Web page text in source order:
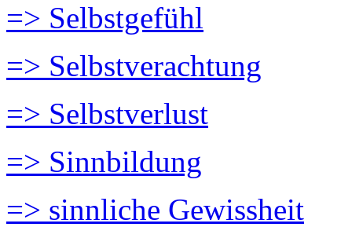
=> Selbstgefühl
=> Selbstverachtung
=> Selbstverlust
=> Sinnbildung
=> sinnliche Gewissheit